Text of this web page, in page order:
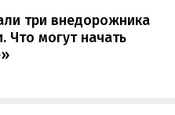
три внедорожника
Что могут начать